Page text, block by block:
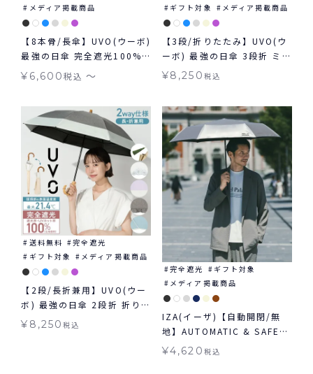
メディア掲載商品
【8本骨/長傘】UVO(ウーボ)
最強の日傘 完全遮光100%
≪送料無料≫ 晴雨兼用
¥ 6,600税込 〜
ギフト対象
メディア掲載商品
【3段/折りたたみ】UVO(ウ
ーボ) 最強の日傘 3段折 ミニ
完全遮光100% ギフト対象
¥8,250 税込
送料無料
完全遮光
ギフト対象
メディア掲載商品
【2段/長折兼用】UVO(ウー
ボ) 最強の日傘 2段折 折りた
たみ 長傘 2way ミニ 完全
¥ 8,250税込
完全遮光
ギフト対象
メディア掲載商品
IZA(イーザ)【自動開閉/無
地】AUTOMATIC & SAFE
オートマティック＆セーフ
¥4,620 税込